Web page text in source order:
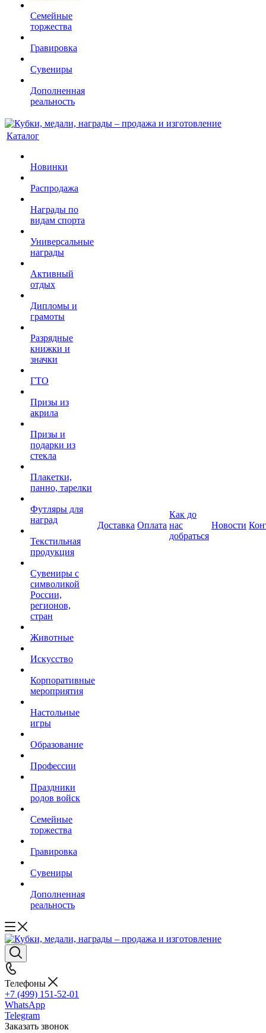
Семейные
торжества
Гравировка
Сувениры
Дополненная
реальность
Каталог
Новинки
Распродажа
Награды по
видам спорта
Универсальные
награды
Активный
отдых
Дипломы и
грамоты
Разрядные
книжки и
значки
ГТО
Призы из
акрила
Призы и
подарки из
стекла
Плакетки,
панно, тарелки
Футляры для
наград
Текстильная
продукция
Сувениры с
символикой
России,
регионов,
стран
Животные
Искусство
Корпоративные
мероприятия
Настольные
игры
Образование
Профессии
Праздники
родов войск
Семейные
торжества
Гравировка
Сувениры
Дополненная
реальность
Доставка Оплата
Как до
нас
добраться
Новости
Телефоны
+7 (499) 151-52-01
WhatsApp
Telegram
Заказать звонок